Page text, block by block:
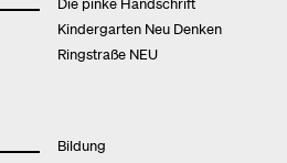
Kindergarten Neu Denken
Ringstraße NEU
Bildung